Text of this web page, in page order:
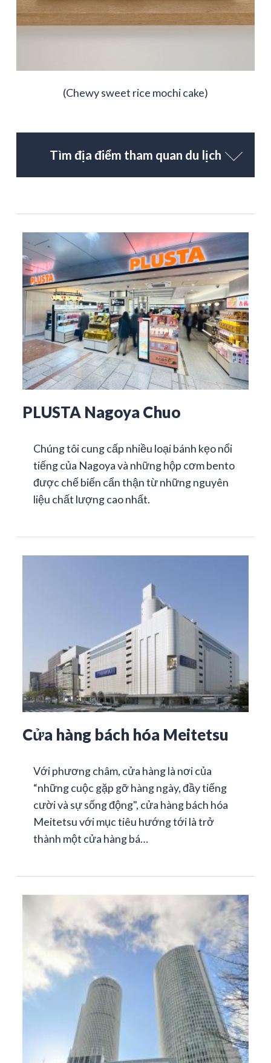
(Chewy sweet rice mochi cake)
Tìm địa điểm tham quan du lịch
PLUSTA Nagoya Chuo
Chúng tôi cung cấp nhiều loại bánh kẹo nổi
tiếng của Nagoya và những hộp cơm bento
được chế biến cẩn thận từ những nguyên
liệu chất lượng cao nhất.
Cửa hàng bách hóa Meitetsu
Với phương châm, cửa hàng là nơi của
“những cuộc gặp gỡ hàng ngày, đầy tiếng
cười và sự sống động", cửa hàng bách hóa
Meitetsu với mục tiêu hướng tới là trở
thành một cửa hàng bá…